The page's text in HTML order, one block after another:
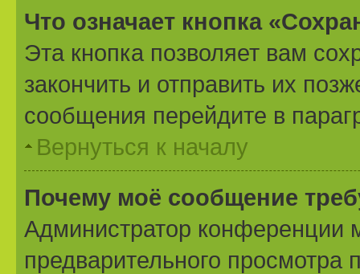
Что означает кнопка
Эта кнопка позволяет вам
закончить и отправить их
сообщения перейдите в
Вернуться к началу
Почему моё сообщение
Администратор конференции
предварительного